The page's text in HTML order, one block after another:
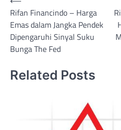
navigation
Rifan Financindo – Harga
Emas dalam Jangka Pendek
Dipengaruhi Sinyal Suku
Bunga The Fed
Related Posts